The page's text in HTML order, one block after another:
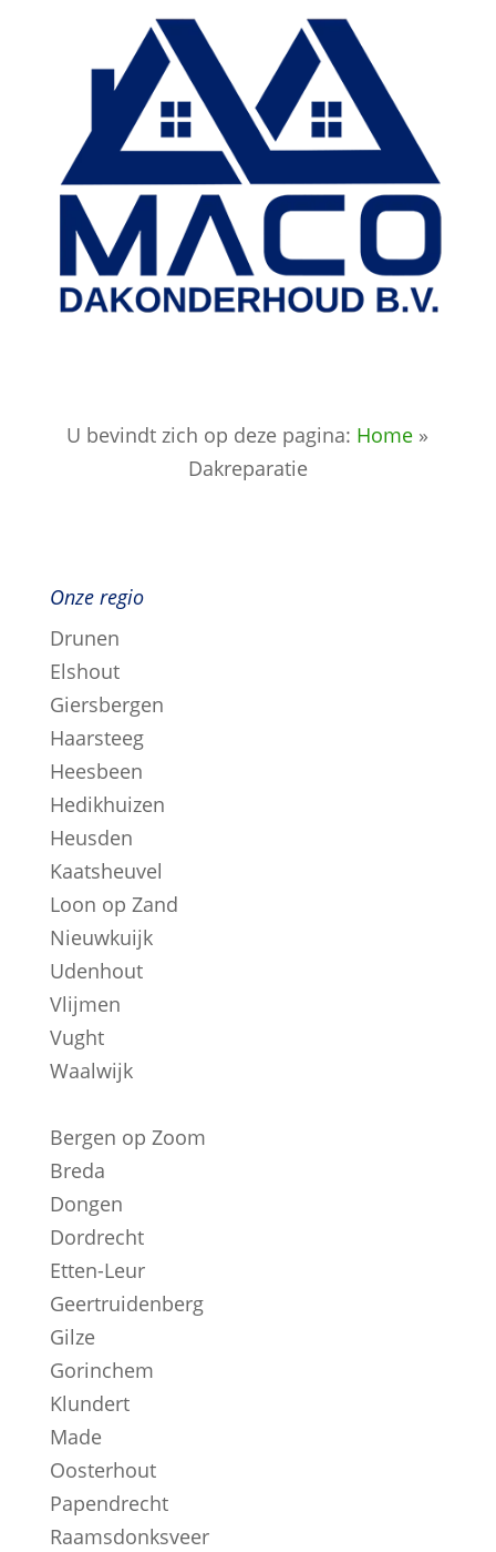
U bevindt zich op deze pagina: Home »
Dakreparatie
Onze regio
Drunen
Elshout
Giersbergen
Haarsteeg
Heesbeen
Hedikhuizen
Heusden
Kaatsheuvel
Loon op Zand
Nieuwkuijk
Udenhout
Vlijmen
Vught
Waalwijk
Bergen op Zoom
Breda
Dongen
Dordrecht
Etten-Leur
Geertruidenberg
Gilze
Gorinchem
Klundert
Made
Oosterhout
Papendrecht
Raamsdonksveer